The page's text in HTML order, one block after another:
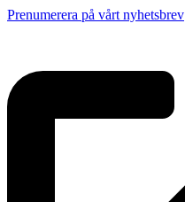
Prenumerera på vårt nyhetsbrev